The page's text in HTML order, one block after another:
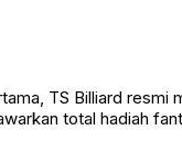
TS Billiard
total hadiah